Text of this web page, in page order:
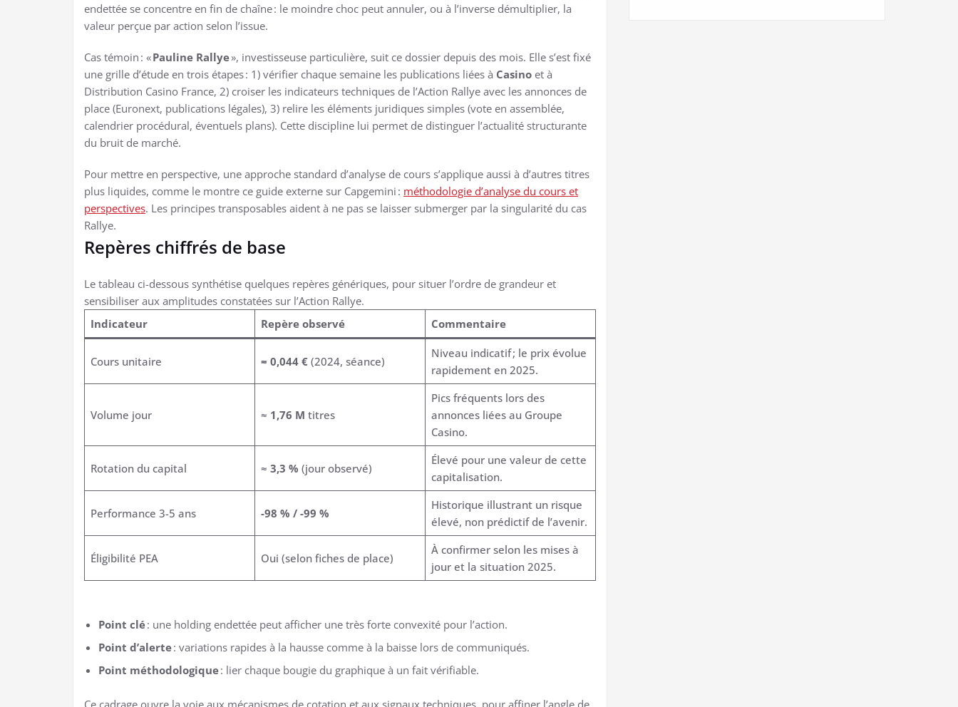
endettée se concentre en fin de chaîne : le moindre choc peut annuler, ou à l’inverse démultiplier, la
valeur perçue par action selon l’issue.
Cas témoin : «Pauline Rallye», investisseuse particulière, suit ce dossier depuis des mois. Elle s’est fixé
une grille d’étude en trois étapes : 1) vérifier chaque semaine les publications liées à Casino et à
Distribution Casino France, 2) croiser les indicateurs techniques de l’Action Rallye avec les annonces de
place (Euronext, publications légales), 3) relire les éléments juridiques simples (vote en assemblée,
calendrier procédural, éventuels plans). Cette discipline lui permet de distinguer l’actualité structurante
du bruit de marché.
Pour mettre en perspective, une approche standard d’analyse de cours s’applique aussi à d’autres titres
plus liquides, comme le montre ce guide externe sur Capgemini : méthodologie d’analyse du cours et
perspectives. Les principes transposables aident à ne pas se laisser submerger par la singularité du cas
Rallye.
Repères chiffrés de base
Le tableau ci-dessous synthétise quelques repères génériques, pour situer l’ordre de grandeur et
sensibiliser aux amplitudes constatées sur l’Action Rallye.
Indicateur
Repère observé Commentaire
Cours unitaire ≈ 0,044 €(2024, séance)
Niveau indicatif ; le prix évolue
rapidement en 2025.
Volume jour ≈ 1,76 M titres
Pics fréquents lors des
annonces liées au Groupe
Casino.
Rotation du capital ≈ 3,3 % (jour observé)
Élevé pour une valeur de cette
capitalisation.
Performance 3-5 ans -98 % / -99 %
Historique illustrant un risque
élevé, non prédictif de l’avenir.
Éligibilité PEA Oui (selon fiches de place)
À confirmer selon les mises à
jour et la situation 2025.
Point clé: une holding endettée peut afficher une très forte convexité pour l’action.
Point d’alerte: variations rapides à la hausse comme à la baisse lors de communiqués.
Point méthodologique: lier chaque bougie du graphique à un fait vérifiable.
Ce cadrage ouvre la voie aux mécanismes de cotation et aux signaux techniques, pour affiner l’angle de